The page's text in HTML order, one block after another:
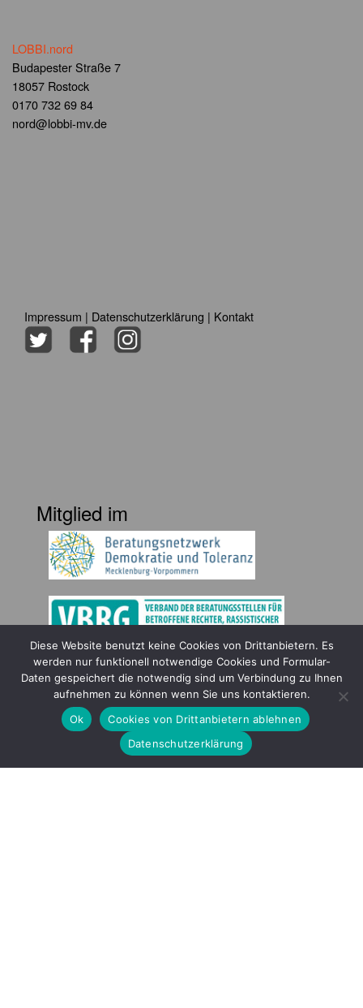
LOBBI.nord
Budapester Straße 7
18057 Rostock
0170 732 69 84
nord@lobbi-mv.de
Impressum | Datenschutzerklärung | Kontakt
Mitglied im
Gefördert durch
Diese Website benutzt keine Cookies von Drittanbietern. Es
werden nur funktionell notwendige Cookies und Formular-
Daten gespeichert die notwendig sind um Verbindung zu Ihnen
aufnehmen zu können wenn Sie uns kontaktieren.
Ok
Cookies von Drittanbietern ablehnen
Datenschutzerklärung